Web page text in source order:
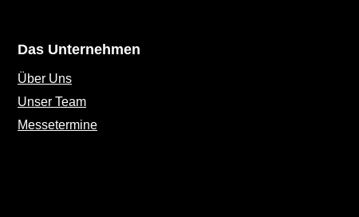
Das Unternehmen
Über Uns
Unser Team
Messetermine